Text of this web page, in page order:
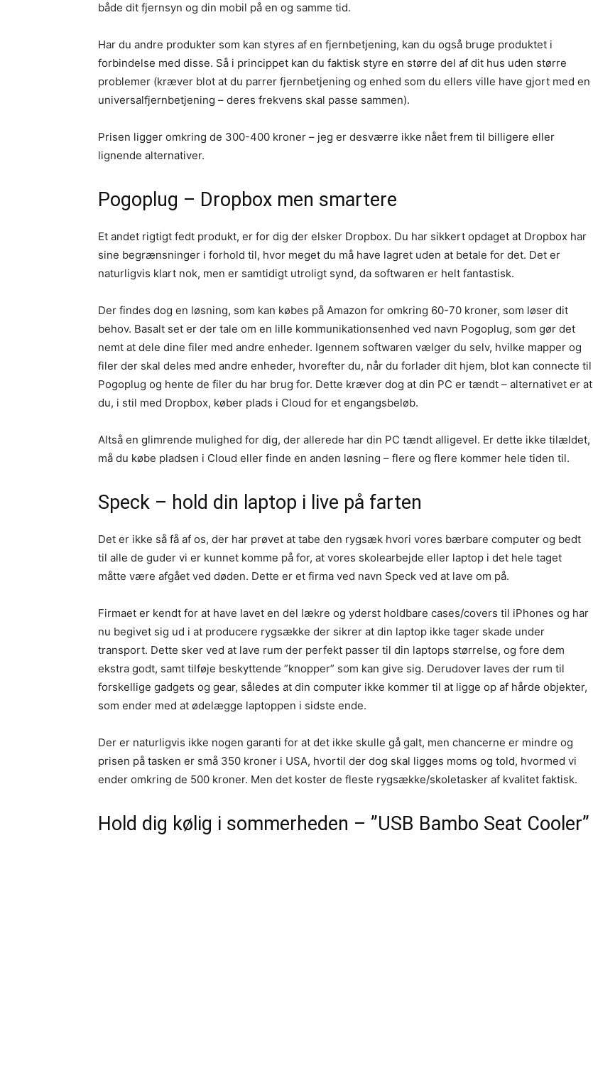
både dit fjernsyn og din mobil på en og samme tid.
Har du andre produkter som kan styres af en fjernbetjening, kan du også bruge produktet i
forbindelse med disse. Så i princippet kan du faktisk styre en større del af dit hus uden større
problemer (kræver blot at du parrer fjernbetjening og enhed som du ellers ville have gjort med en
universalfjernbetjening – deres frekvens skal passe sammen).
Prisen ligger omkring de 300-400 kroner – jeg er desværre ikke nået frem til billigere eller
lignende alternativer.
Pogoplug – Dropbox men smartere
Et andet rigtigt fedt produkt, er for dig der elsker Dropbox. Du har sikkert opdaget at Dropbox har
sine begrænsninger i forhold til, hvor meget du må have lagret uden at betale for det. Det er
naturligvis klart nok, men er samtidigt utroligt synd, da softwaren er helt fantastisk.
Der findes dog en løsning, som kan købes på Amazon for omkring 60-70 kroner, som løser dit
behov. Basalt set er der tale om en lille kommunikationsenhed ved navn Pogoplug, som gør det
nemt at dele dine filer med andre enheder. Igennem softwaren vælger du selv, hvilke mapper og
filer der skal deles med andre enheder, hvorefter du, når du forlader dit hjem, blot kan connecte til
Pogoplug og hente de filer du har brug for. Dette kræver dog at din PC er tændt – alternativet er at
du, i stil med Dropbox, køber plads i Cloud for et engangsbeløb.
Altså en glimrende mulighed for dig, der allerede har din PC tændt alligevel. Er dette ikke tilældet,
må du købe pladsen i Cloud eller finde en anden løsning – flere og flere kommer hele tiden til.
Speck – hold din laptop i live på farten
Det er ikke så få af os, der har prøvet at tabe den rygsæk hvori vores bærbare computer og bedt
til alle de guder vi er kunnet komme på for, at vores skolearbejde eller laptop i det hele taget
måtte være afgået ved døden. Dette er et firma ved navn Speck ved at lave om på.
Firmaet er kendt for at have lavet en del lækre og yderst holdbare cases/covers til iPhones og har
nu begivet sig ud i at producere rygsække der sikrer at din laptop ikke tager skade under
transport. Dette sker ved at lave rum der perfekt passer til din laptops størrelse, og fore dem
ekstra godt, samt tilføje beskyttende ”knopper” som kan give sig. Derudover laves der rum til
forskellige gadgets og gear, således at din computer ikke kommer til at ligge op af hårde objekter,
som ender med at ødelægge laptoppen i sidste ende.
Der er naturligvis ikke nogen garanti for at det ikke skulle gå galt, men chancerne er mindre og
prisen på tasken er små 350 kroner i USA, hvortil der dog skal ligges moms og told, hvormed vi
ender omkring de 500 kroner. Men det koster de fleste rygsække/skoletasker af kvalitet faktisk.
Hold dig kølig i sommerheden – ”USB Bambo Seat Cooler”